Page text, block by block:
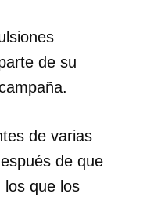
de su
de varias
de que
los que los